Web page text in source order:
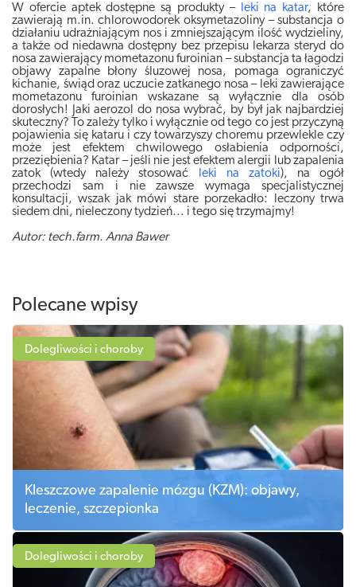
W ofercie aptek dostępne są produkty –
leki na katar, które
zawierają m.in. chlorowodorek oksymetazoliny – substancja o
działaniu udrażniającym nos i zmniejszającym ilość wydzieliny,
a także od niedawna dostępny bez przepisu lekarza steryd do
nosa zawierający mometazonu furoinian – substancja ta łagodzi
objawy zapalne błony śluzowej nosa, pomaga ograniczyć
kichanie, świąd oraz uczucie zatkanego nosa – leki zawierające
mometazonu furoinian wskazane są wyłącznie dla osób
dorosłych! Jaki aerozol do nosa wybrać, by był jak najbardziej
skuteczny? To zależy tylko i wyłącznie od tego co jest przyczyną
pojawienia się kataru i czy towarzyszy choremu przewlekle czy
może jest efektem chwilowego osłabienia odporności,
przeziębienia? Katar – jeśli nie jest efektem alergii lub zapalenia
zatok (wtedy należy stosować
leki na zatoki), na ogół
przechodzi sam i nie zawsze wymaga specjalistycznej
konsultacji, wszak jak mówi stare porzekadło: leczony trwa
siedem dni, nieleczony tydzień... i tego się trzymajmy!
Autor: tech.farm. Anna Bawer
Polecane wpisy
Dolegliwości i choroby
Kleszczowe zapalenie mózgu (KZM): objawy,
leczenie, szczepionka
Dolegliwości i choroby